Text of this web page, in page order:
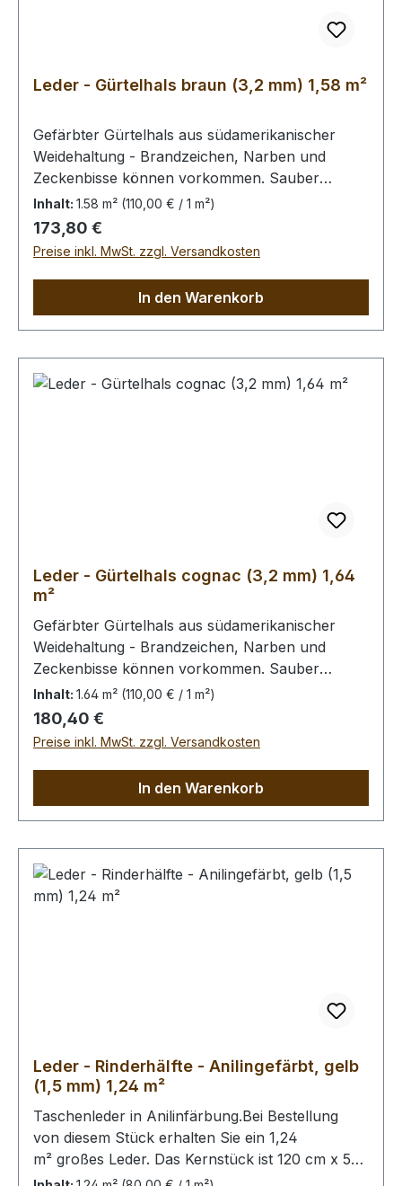
Leder - Gürtelhals braun (3,2 mm) 1,58 m²
Gefärbter Gürtelhals aus südamerikanischer
Weidehaltung - Brandzeichen, Narben und
Zeckenbisse können vorkommen. Sauber
zugerichtete und gewachste Fleischseite, das
Leder ist bereits gefettet.Bei Bestellung
von diesem Stück erhalten Sie ein 1,58
m² großes Leder. Das Kernstück ist 140 x 50 cm
Inhalt: 1.58 m² (110,00 € / 1 m²)
Regulärer Preis:
173,80 €
Preise inkl. MwSt. zzgl. Versandkosten
In den Warenkorb
Leder - Gürtelhals cognac (3,2 mm) 1,64
m²
Gefärbter Gürtelhals aus südamerikanischer
Weidehaltung - Brandzeichen, Narben und
Zeckenbisse können vorkommen. Sauber
zugerichtete und gewachste Fleischseite, das
Leder ist bereits gefettet.Bei Bestellung
von diesem Stück erhalten Sie ein 1,64
m² großes Leder. Das Kernstück ist 120 x 70 cm
Inhalt: 1.64 m² (110,00 € / 1 m²)
Regulärer Preis:
180,40 €
Preise inkl. MwSt. zzgl. Versandkosten
In den Warenkorb
Leder - Rinderhälfte - Anilingefärbt, gelb
(1,5 mm) 1,24 m²
Taschenleder in Anilinfärbung.Bei Bestellung
von diesem Stück erhalten Sie ein 1,24
m² großes Leder. Das Kernstück ist 120 cm x 55
cm groß (siehe Foto 2).